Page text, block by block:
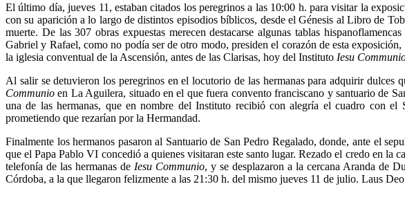
El último día, jueves 11, estaban citados los peregrinos a las 10:00 h. para visitar la
con su aparición a lo largo de distintos episodios bíblicos, desde el Génesis al Libro de
muerte. De las 307 obras expuestas merecen destacarse algunas tablas
Gabriel y Rafael, como no podía ser de otro modo, presiden el corazón de esta
la iglesia conventual de la Ascensión, antes de las Clarisas, hoy del Instituto Iesu
Al salir se detuvieron los peregrinos en el locutorio de las hermanas para adquirir
Communio en La Aguilera, situado en el que fuera convento franciscano y santuario de
una de las hermanas, que en nombre del Instituto recibió con alegría el cuadro con
prometiendo que rezarían por la Hermandad.
Finalmente los hermanos pasaron al Santuario de San Pedro Regalado, donde, ante el
que el Papa Pablo VI concedió a quienes visitaran este santo lugar. Rezado el credo en la
telefonía de las hermanas de Iesu Communio, y se desplazaron a la cercana Aranda de
Córdoba, a la que llegaron felizmente a las 21:30 h. del mismo jueves 11 de julio. Laus